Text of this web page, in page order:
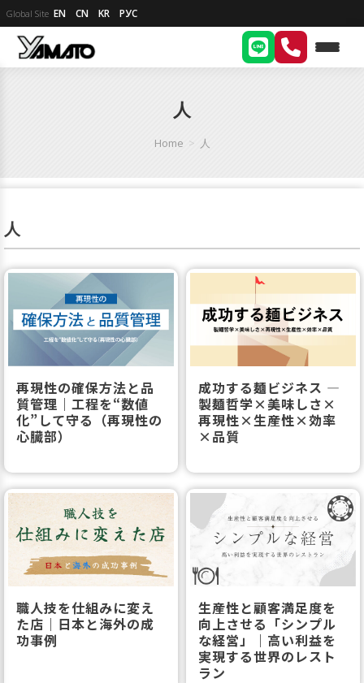
Global Site EN CN KR РУС
人
Home > 人
人
再現性の確保方法と品
質管理｜工程を“数値
化”して守る（再現性の
心臓部）
成功する麺ビジネス ―
製麺哲学×美味しさ×
再現性×生産性×効率
×品質
職人技を仕組みに変え
た店｜日本と海外の成
功事例
生産性と顧客満足度を
向上させる「シンプル
な経営」｜高い利益を
実現する世界のレスト
ラン